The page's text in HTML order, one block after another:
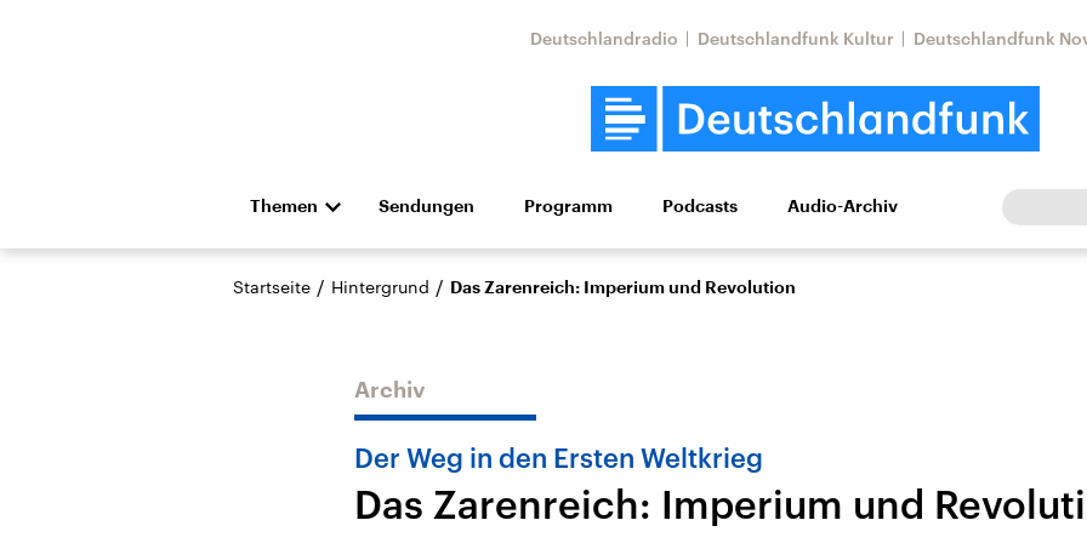
Deutschlandradio Deutschlandfunk Kultur Deutschlandfunk
Themen
Die Nachrichten Politik Wirtschaft Wissen Kultur Europa
Hörspiel und Feature Musik
Landtagswahl Sachsen-
USA
Nahostkonflikt
Aktuelle Lage und
Iran
Sendungen Programm Podcasts Audio-Archiv
Startseite / Hintergrund / Das Zarenreich: Imperium und Revolution
Archiv
Der Weg in den Ersten Weltkrieg
Das Zarenreich: Imperium und